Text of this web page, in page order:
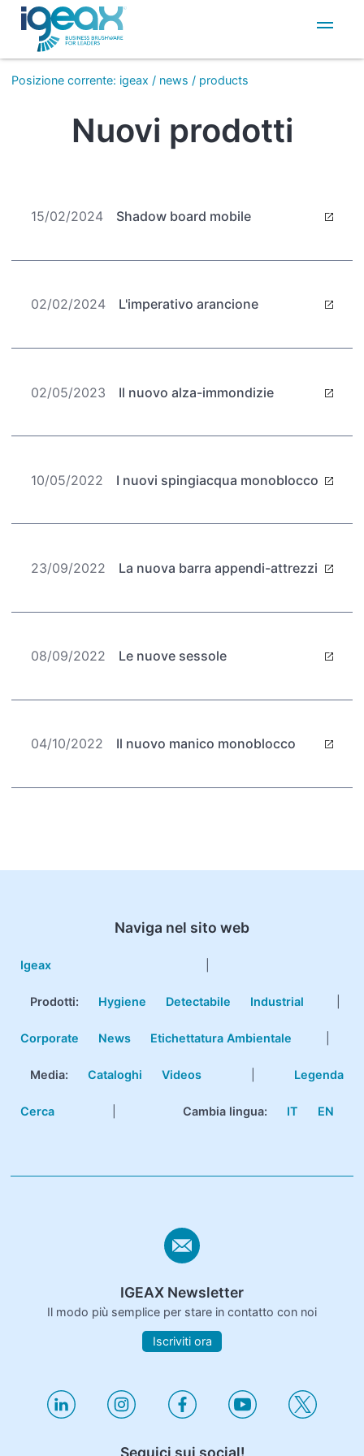
IT
EN
Posizione corrente: igeax / news / products
Nuovi prodotti
15/02/2024 Shadow board mobile
02/02/2024 L'imperativo arancione
02/05/2023 Il nuovo alza-immondizie
10/05/2022 I nuovi spingiacqua monoblocco
23/09/2022 La nuova barra appendi-attrezzi
08/09/2022 Le nuove sessole
04/10/2022 Il nuovo manico monoblocco
Naviga nel sito web
Igeax
Prodotti: Hygiene Detectabile Industrial
Corporate News Etichettatura Ambientale
Media: Cataloghi Videos Legenda
Cerca Cambia lingua: IT EN
IGEAX Newsletter
Il modo più semplice per stare in contatto con noi
Iscriviti ora
Seguici sui social!